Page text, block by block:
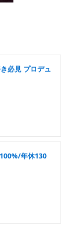
必見 プロデュ
年休130